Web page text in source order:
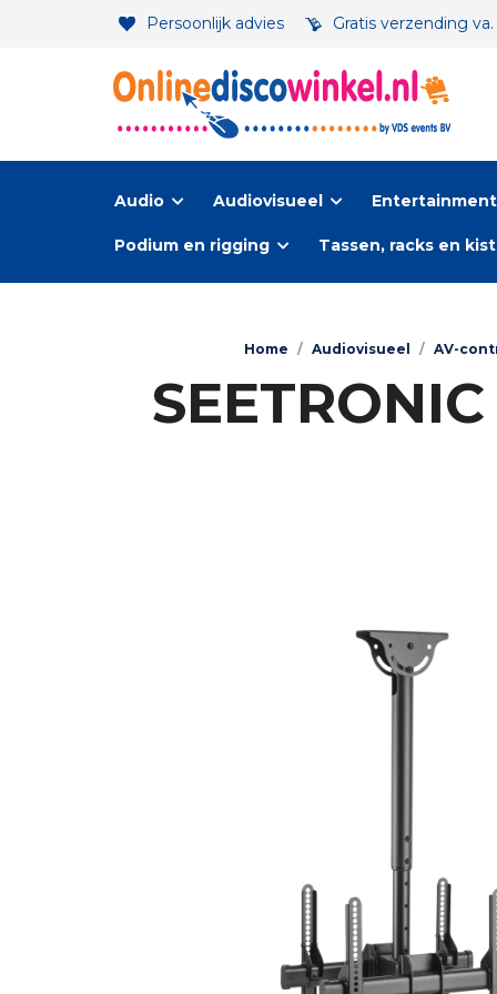
Persoonlijk advies Gratis verzending
Audio Audiovisueel
Podium en rigging Tassen, racks en
Home / Audiovisueel / AV-